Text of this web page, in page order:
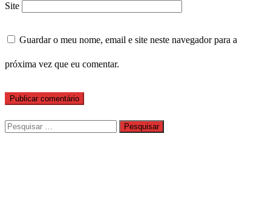
Site
Guardar o meu nome, email e site neste navegador para a
próxima vez que eu comentar.
Pesquisar
por: